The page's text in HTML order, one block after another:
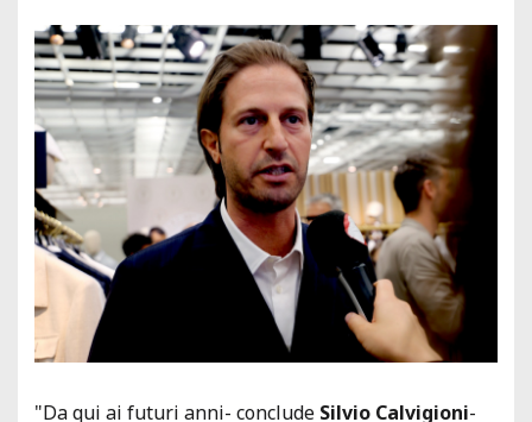
"Da qui ai futuri anni- conclude Silvio Calvigioni-